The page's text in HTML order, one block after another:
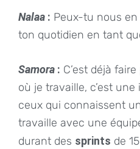
Nalaa : Peux-tu nous
ton quotidien en tant
Samora : C’est déjà
où je travaille, c’est
ceux qui connaissent
travaille avec une
durant des sprints de